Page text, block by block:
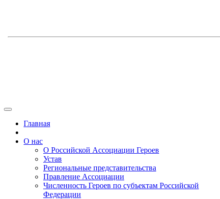
Главная
О нас
О Российской Ассоциации Героев
Устав
Региональные представительства
Правление Ассоциации
Численность Героев по субъектам Российской
Федерации